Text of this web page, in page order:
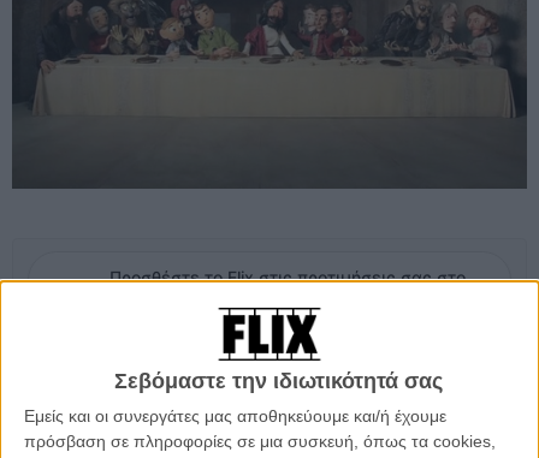
Σεβόμαστε την ιδιωτικότητά σας
Εμείς και οι συνεργάτες μας αποθηκεύουμε και/ή έχουμε
πρόσβαση σε πληροφορίες σε μια συσκευή, όπως τα cookies,
Προσθέστε το Flix στις προτιμήσεις σας στο
H ταινία αφηγείται την ιστορία ενός χαρισματικού και διάσημου
ανθρώπων. Η δική του ζωή, όμως, έχει αρχίσει να μοιάζει κενή και
χωρίς νόημα. Μοιάζει με μια μονότονη ύπαρξη όπου όλοι οι